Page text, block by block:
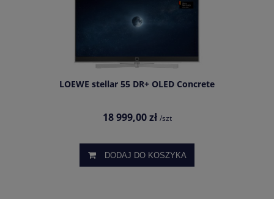
LOEWE stellar 55 DR+ OLED Concrete
18 999,00 zł /szt
DODAJ DO KOSZYKA